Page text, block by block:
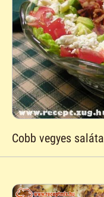
Cobb vegyes saláta